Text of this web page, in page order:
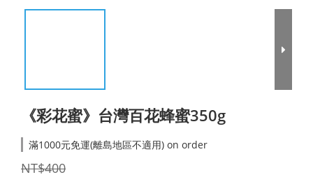
《彩花蜜》台灣百花蜂蜜350g
滿1000元免運(離島地區不適用) on order
NT$400